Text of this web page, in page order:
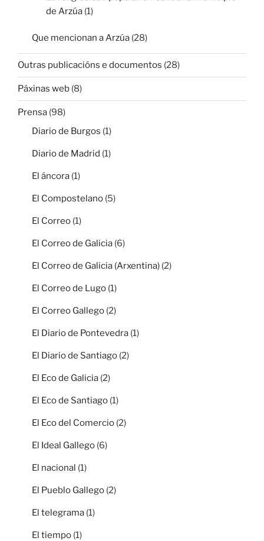
de Arzúa (1)
Que mencionan a Arzúa (28)
Outras publicacións e documentos (28)
Páxinas web (8)
Prensa (98)
Diario de Burgos (1)
Diario de Madrid (1)
El áncora (1)
El Compostelano (5)
El Correo (1)
El Correo de Galicia (6)
El Correo de Galicia (Arxentina) (2)
El Correo de Lugo (1)
El Correo Gallego (2)
El Diario de Pontevedra (1)
El Diario de Santiago (2)
El Eco de Galicia (2)
El Eco de Santiago (1)
El Eco del Comercio (2)
El Ideal Gallego (6)
El nacional (1)
El Pueblo Gallego (2)
El telegrama (1)
El tiempo (1)